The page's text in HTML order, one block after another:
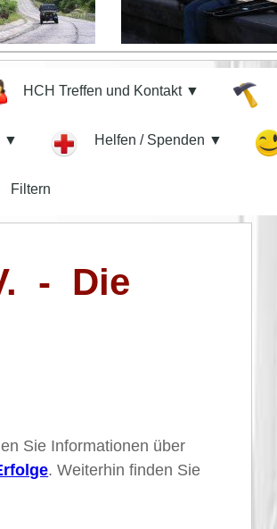
HCH Treffen und Kontakt ▼
▼ Helfen / Spenden ▼
Filtern
- Die
Sie Informationen über
. Weiterhin finden Sie